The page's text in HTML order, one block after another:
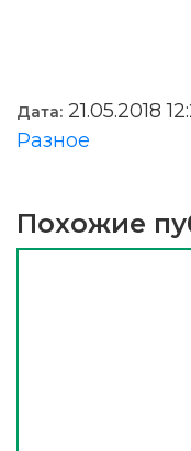
Дата: 21.05.2018
Разное
Похожие